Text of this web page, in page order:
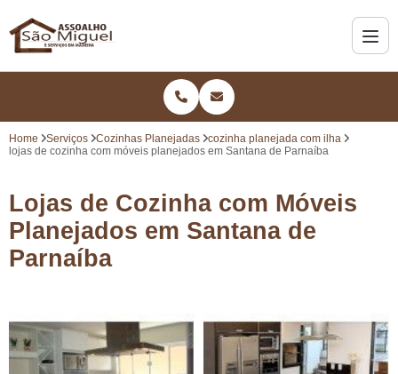
Home Serviços Cozinhas Planejadas
cozinha planejada com ilha
lojas de cozinha com móveis planejados em Santana de Parnaíba
Lojas de Cozinha com Móveis
Planejados em Santana de
Parnaíba